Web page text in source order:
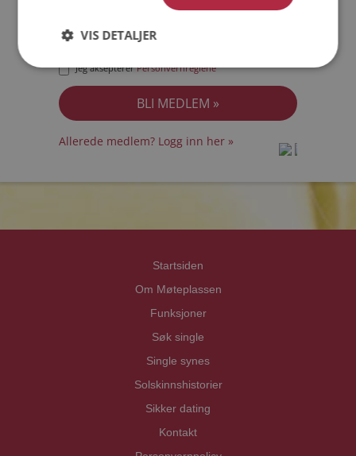
Jeg akseptererPersonvernreglene
Allerede medlem? Logg inn her »
Startsiden
Om Møteplassen
Funksjoner
Søk single
Single synes
Solskinnshistorier
Sikker dating
Kontakt
VIS DETALJER